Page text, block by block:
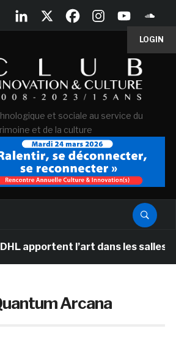
LOGIN
et sociale au service du
et de la culture
apportent l’art dans les salles de
Arcana